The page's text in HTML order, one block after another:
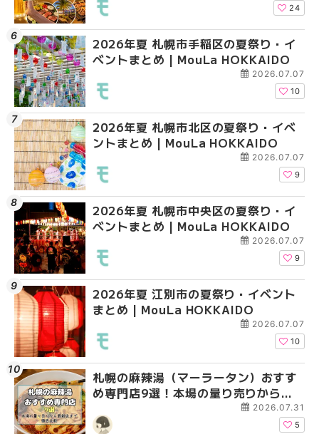
HOKKAIDO
24
2026年夏 札幌市手稲区の夏祭り・イ
ベントまとめ | MouLa HOKKAIDO
2026.07.07
10
2026年夏 札幌市北区の夏祭り・イベ
ントまとめ | MouLa HOKKAIDO
2026.07.07
9
2026年夏 札幌市中央区の夏祭り・イ
ベントまとめ | MouLa HOKKAIDO
2026.07.07
9
2026年夏 江別市の夏祭り・イベント
まとめ | MouLa HOKKAIDO
2026.07.07
10
札幌の麻辣湯（マーラータン）おすす
め専門店9選！本場の量り売りから最
新店まで徹底比較 | MouLa
HOKKAIDO
2026.07.31
5
2026年夏 札幌市清田
ベントまとめ |
2026年夏 札幌市豊平
ベントまとめ |
2026年夏 札幌市南区
ントまとめ | MouLa
2026年夏 札幌市中央
ベントまとめ |
2026年夏 恵庭市・千
イベントまとめ |
2026年夏 札幌市清田
ベントまとめ |
札幌の麻辣湯（マーラ
め専門店6選！本場の
新店まで徹底比較 |
2026年夏 札幌市豊平
ベントまとめ |
【新千歳空港】新カー
業。「SUPER
ーパーラウンジアネッ
介！！ | MouLa
2026年夏 札幌市南区
ントまとめ | MouLa